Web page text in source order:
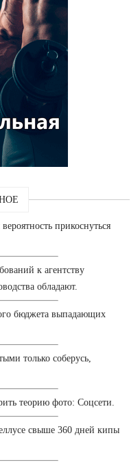
прикоснуться
к агентству
обладают.
бюджета выпадающих
только соберусь,
теорию фото: Соцсети.
свыше 360 дней кипы